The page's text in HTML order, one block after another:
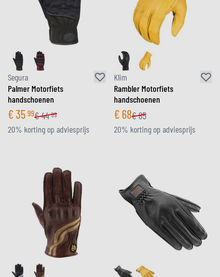
Segura
Palmer Motorfiets
handschoenen
€35 99€44 99
20% korting op adviesprijs
Klim
Rambler Motorfiets
handschoenen
€ 68€85
20% korting op adviesprijs